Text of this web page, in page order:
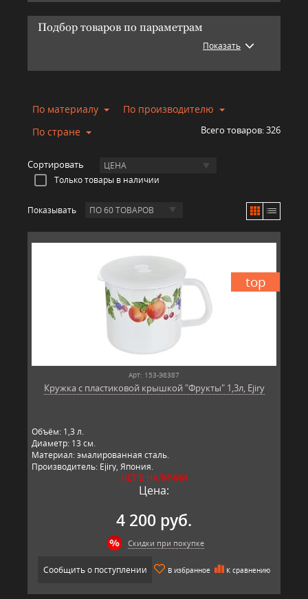
Подбор товаров по параметрам
Показать
По материалу
По производителю
По стране
Всего товаров:326
Сортировать ЦЕНА
Только товары в наличии
Показывать ПО 60 ТОВАРОВ
top
Арт: 153-Э8387
Кружка с пластиковой крышкой "Фрукты" 1,3л, Ejiry
Объём: 1,3 л.
Диаметр: 13 см.
Материал: эмалированная сталь.
Производитель: Ejiry, Япония.
НЕТ В НАЛИЧИИ
Цена:
4 200 руб.
Скидки при покупке
Сообщить о поступлении В избранное К сравнению